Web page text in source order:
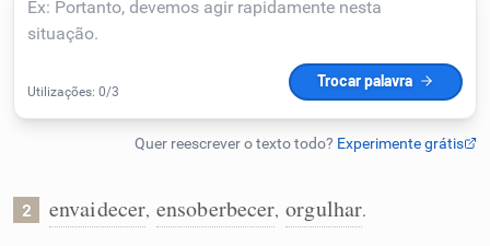
Corrigir Texto
Detector de IA
Humanizador de IA
2 envaidecer, ensoberbecer, orgulhar.